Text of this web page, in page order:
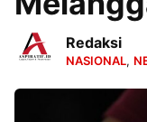
Redaksi
NASIONAL,